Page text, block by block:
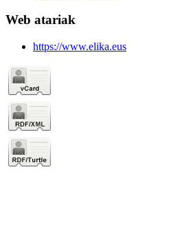
Web atariak
https://www.elika.eus